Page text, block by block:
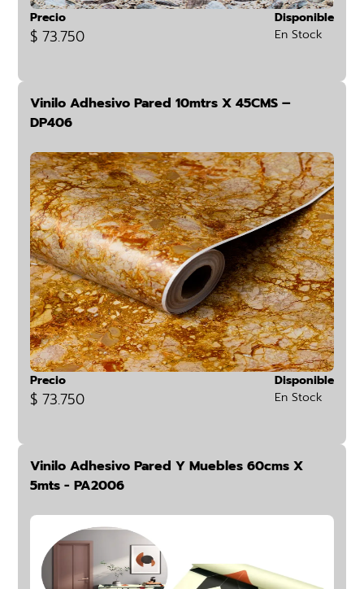
Precio
$ 73.750
Disponible
En Stock
Vinilo Adhesivo Pared 10mtrs X 45CMS –
DP406
Precio
$ 73.750
Disponible
En Stock
Vinilo Adhesivo Pared Y Muebles 60cms X
5mts - PA2006